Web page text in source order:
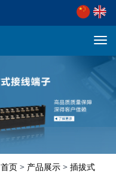
切
换
导
航
首页 > 产品展示 > 插拔式